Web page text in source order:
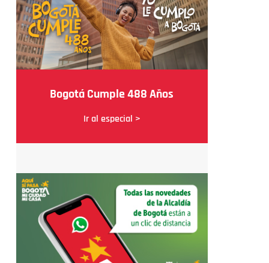
Bogotá Cumple 488 Años
Ir al especial >